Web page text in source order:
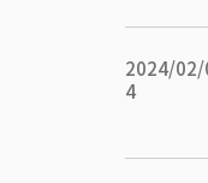
2024/02/
4